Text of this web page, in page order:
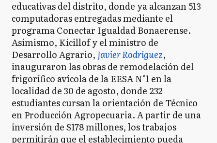
educativas del distrito, donde ya alcanzan 513
computadoras entregadas mediante el
programa Conectar Igualdad Bonaerense.
Asimismo, Kicillof y el ministro de
Desarrollo Agrario, Javier Rodríguez,
inauguraron las obras de remodelación del
frigorífico avícola de la EESA N°1 en la
localidad de 30 de agosto, donde 232
estudiantes cursan la orientación de Técnico
en Producción Agropecuaria. A partir de una
inversión de $178 millones, los trabajos
permitirán que el establecimiento pueda